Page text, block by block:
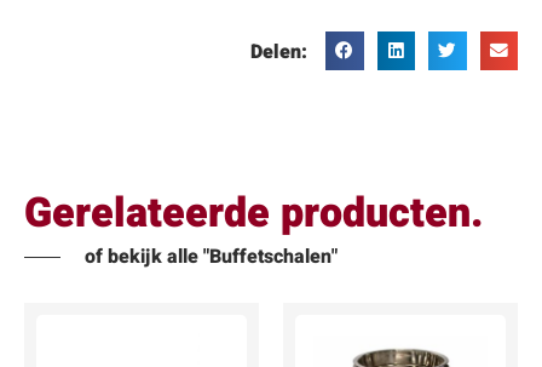
Delen:
Gerelateerde producten.
of bekijk alle "Buffetschalen"